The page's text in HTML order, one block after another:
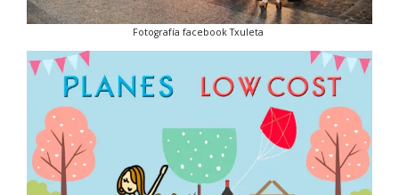
Fotografía facebook Txuleta